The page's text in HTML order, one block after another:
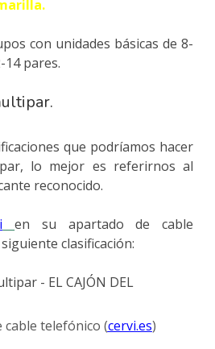
con unidades básicas de 8-
14 pares.
que podríamos hacer
lo mejor es referirnos al
reconocido.
en su apartado de cable
clasificación:
cable telefónico (cervi.es)